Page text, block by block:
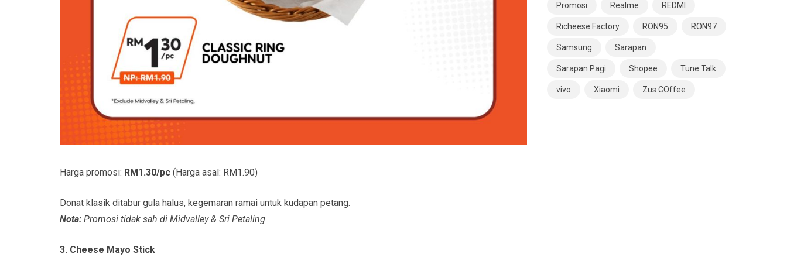
Harga promosi: RM1.30/pc (Harga asal: RM1.90)
Donat klasik ditabur gula halus, kegemaran ramai untuk kudapan petang.
Nota: Promosi tidak sah di Midvalley & Sri Petaling
3. Cheese Mayo Stick
Promosi Realme REDMI
Richeese Factory RON95 RON97
Samsung Sarapan
Sarapan Pagi Shopee Tune Talk
vivo Xiaomi Zus COffee